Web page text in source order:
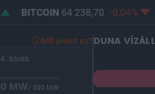
BITCOIN64 238,70 -0,04%
Mit jelent ez?
4. blokk
0 MW/ 500 MW
DUNA